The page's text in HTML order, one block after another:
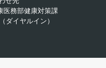
医務部健康対策課
ダイヤルイン）